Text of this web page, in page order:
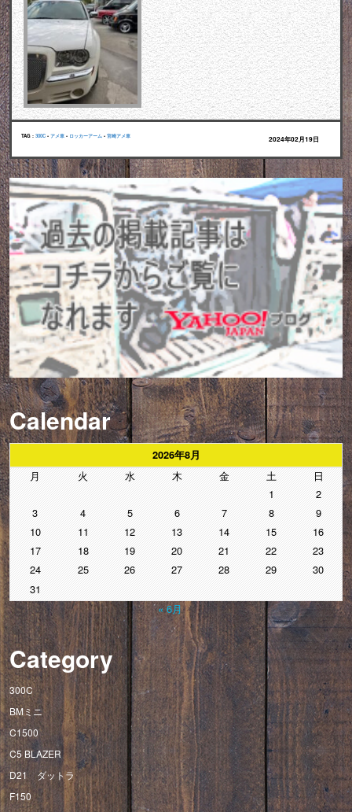
TAG : 300C • アメ車 • ロッカーアーム • 宮崎アメ車 2024年02月19日
Calendar
2026年8月
月 火 水 木 金 土
日
1
2
3
4 5 6 7 8
9
10
11 12 13 14 15
16
17
18 19 20 21 22
23
24
25 26 27 28 29
30
31
« 6月
Category
300C
BMミニ
C1500
C5 BLAZER
D21 ダットラ
F150